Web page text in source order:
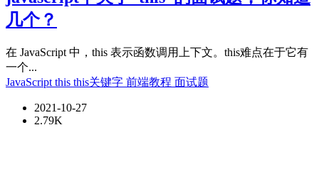
几个？
在 JavaScript 中，this 表示函数调用上下文。this难点在于它有
一个...
JavaScript this this关键字 前端教程 面试题
2021-10-27
2.79K